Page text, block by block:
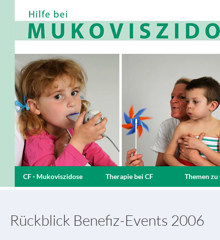
CF · Mukoviszidose Therapie bei CF Themen zu
Rückblick Benefiz-Events 2006